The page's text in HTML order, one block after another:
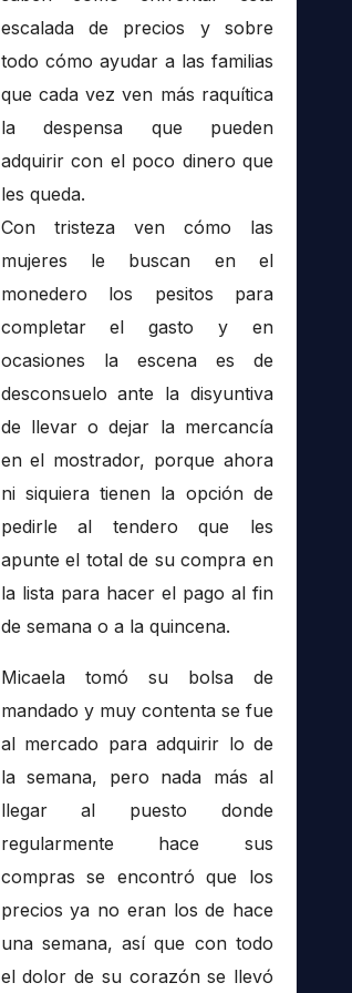
escalada de precios y sobre
todo cómo ayudar a las familias
que cada vez ven más raquítica
la despensa que pueden
adquirir con el poco dinero que
les queda.
Con tristeza ven cómo las
mujeres le buscan en el
monedero los pesitos para
completar el gasto y en
ocasiones la escena es de
desconsuelo ante la disyuntiva
de llevar o dejar la mercancía
en el mostrador, porque ahora
ni siquiera tienen la opción de
pedirle al tendero que les
apunte el total de su compra en
la lista para hacer el pago al fin
de semana o a la quincena.
Micaela tomó su bolsa de
mandado y muy contenta se fue
al mercado para adquirir lo de
la semana, pero nada más al
llegar al puesto donde
regularmente hace sus
compras se encontró que los
precios ya no eran los de hace
una semana, así que con todo
el dolor de su corazón se llevó